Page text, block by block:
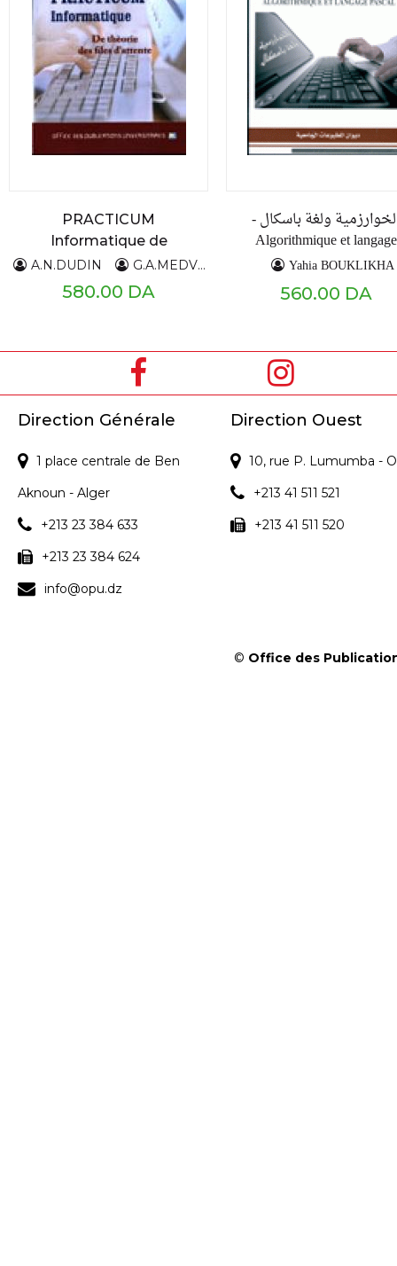
PRACTICUM
Informatique de
théorie des files
d'attente
A.N.DUDIN G.A.MEDVEDEV Y.V.MELENETS
580.00 DA
ولغة باسكال -
Algorithmique et langage
pascal -
Yahia BOUKLIKHA
560.00 DA
Direction Générale
1 place centrale de Ben
Aknoun - Alger
+213 23 384 633
+213 23 384 624
info@opu.dz
Direction Ouest
10, rue P. Lumumba -
+213 41 511 521
+213 41 511 520
© Office des